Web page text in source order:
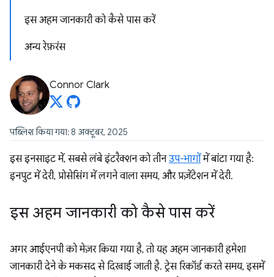
इस अहम जानकारी को कैसे पास करें
अन्य रेफ़रंस
Connor Clark
पब्लिश किया गया: 8 अक्टूबर, 2025
इस इनसाइट में, सबसे लंबे इंटरैक्शन को तीनउप-भागोंमें बांटा गया है:
इनपुट में देरी, प्रोसेसिंग में लगने वाला समय, और प्रज़ेंटेशन में देरी.
इस अहम जानकारी को कैसे पास करें
अगर आईएनपी को मेज़र किया गया है, तो यह अहम जानकारी हमेशा
जानकारी देने के मकसद से दिखाई जाती है. ट्रेस रिकॉर्ड करते समय, इसमें